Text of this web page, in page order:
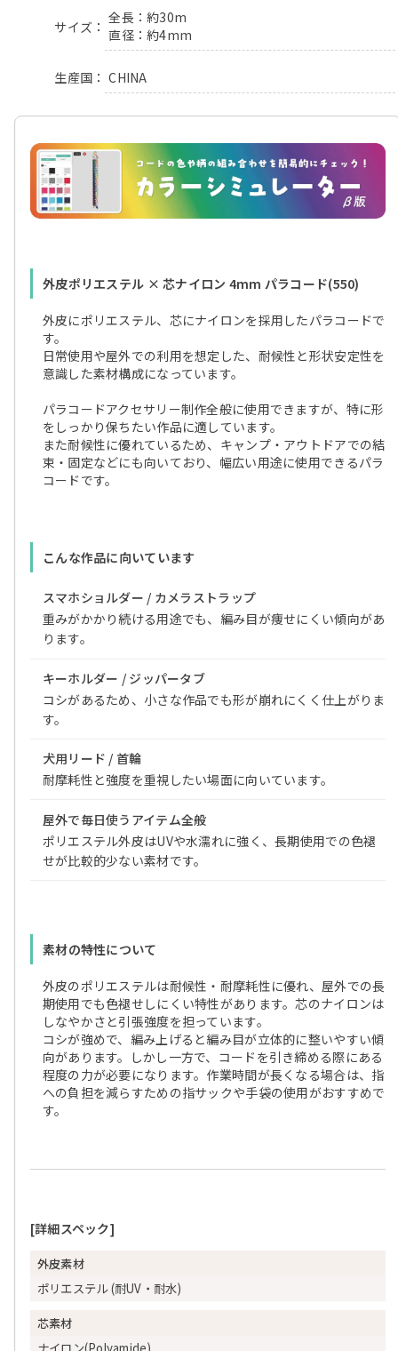
サイズ
全長：約30m
直径：約4mm
生産国 CHINA
外皮ポリエステル × 芯ナイロン 4mm パラコード(550)
外皮にポリエステル、芯にナイロンを採用したパラコードで
す。
日常使用や屋外での利用を想定した、耐候性と形状安定性を
意識した素材構成になっています。
パラコードアクセサリー制作全般に使用できますが、特に形
をしっかり保ちたい作品に適しています。
また耐候性に優れているため、キャンプ・アウトドアでの結
束・固定などにも向いており、幅広い用途に使用できるパラ
コードです。
こんな作品に向いています
スマホショルダー / カメラストラップ
重みがかかり続ける用途でも、編み目が痩せにくい傾向があ
ります。
キーホルダー / ジッパータブ
コシがあるため、小さな作品でも形が崩れにくく仕上がりま
す。
犬用リード / 首輪
耐摩耗性と強度を重視したい場面に向いています。
屋外で毎日使うアイテム全般
ポリエステル外皮はUVや水濡れに強く、長期使用での色褪
せが比較的少ない素材です。
素材の特性について
外皮のポリエステルは耐候性・耐摩耗性に優れ、屋外での長
期使用でも色褪せしにくい特性があります。芯のナイロンは
しなやかさと引張強度を担っています。
コシが強めで、編み上げると編み目が立体的に整いやすい傾
向があります。しかし一方で、コードを引き締める際にある
程度の力が必要になります。作業時間が長くなる場合は、指
への負担を減らすための指サックや手袋の使用がおすすめで
す。
[詳細スペック]
外皮素材
ポリエステル (耐UV・耐水)
芯素材